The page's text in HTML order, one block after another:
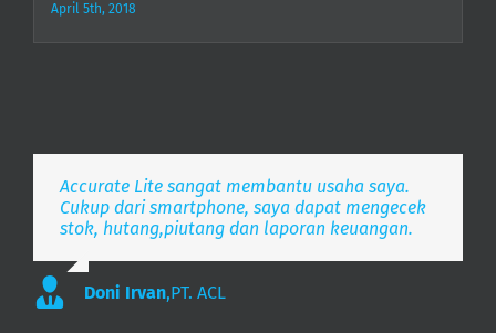
April 5th, 2018
Accurate Lite sangat membantu usaha saya.
Cukup dari smartphone, saya dapat mengecek
stok, hutang,piutang dan laporan keuangan.
Doni Irvan,PT. ACL
Aplikasi pembukuan Zaman Now, i’m Happy.
Simpel, Mobile Friendly, Realtime.